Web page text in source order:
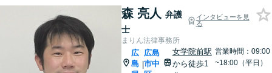
森 亮人 弁護
士
インタビューを見
る
まりん法律事務所
広
島 |
広島
市中
女学院前駅
から徒歩1
営業時間：09:00
~18:00（平日）